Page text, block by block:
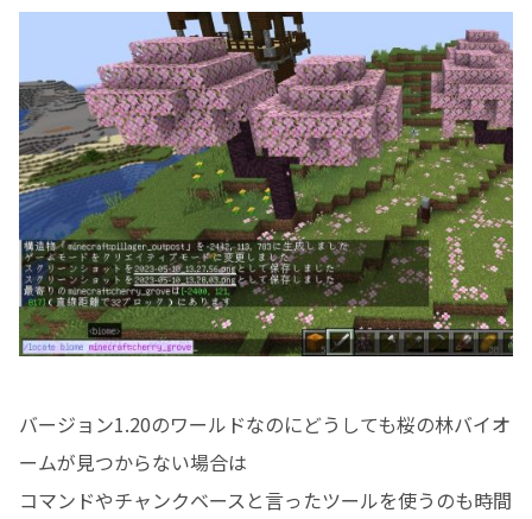
バージョン1.20のワールドなのにどうしても桜の林バイオ
ームが見つからない場合は
コマンドやチャンクベースと言ったツールを使うのも時間